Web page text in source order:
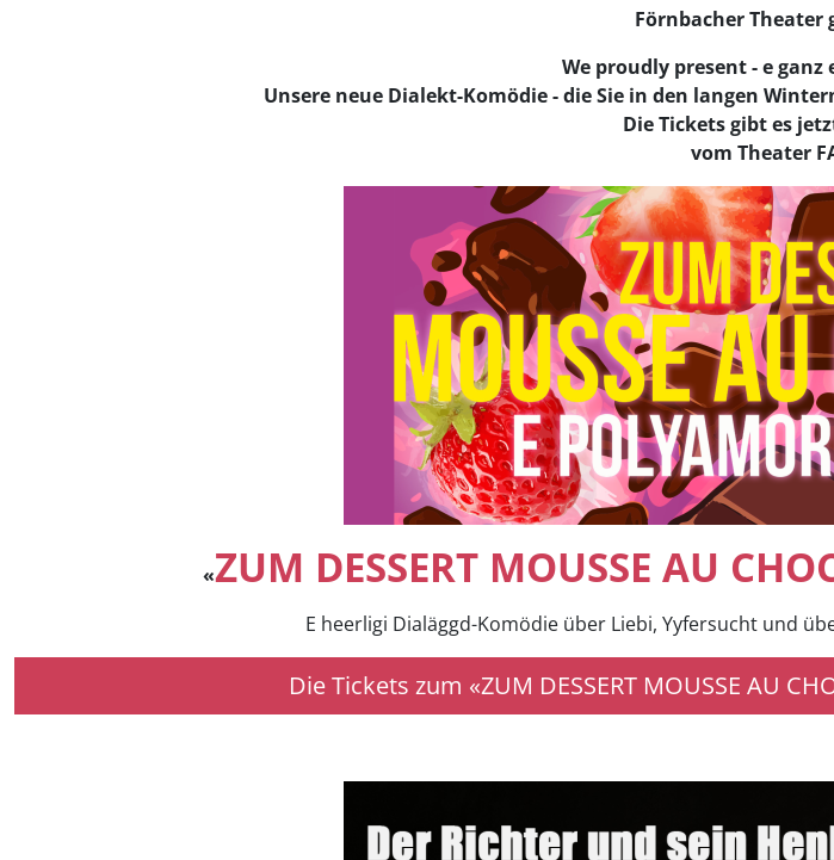
Förnbacher Theater
We proudly present - e ganz
Unsere neue Dialekt-Komödie - die Sie in den langen
Die Tickets gibt es
vom Theater
«ZUM DESSERT MOUSSE AU
E heerligi Dialäggd-Komödie über Liebi, Yyfersucht und
Die Tickets zum «ZUM DESSERT MOUSSE AU